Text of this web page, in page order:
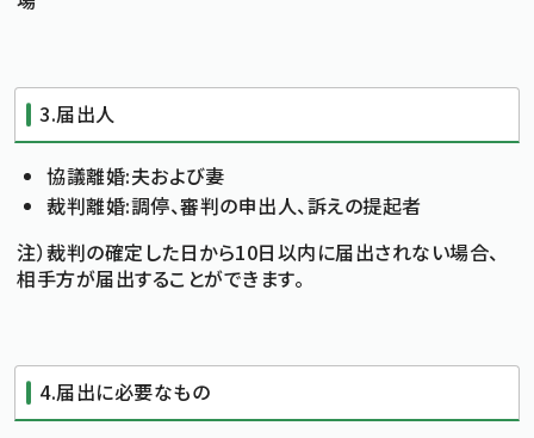
3.届出人
協議離婚:夫および妻
裁判離婚:調停、審判の申出人、訴えの提起者
注）裁判の確定した日から10日以内に届出されない場合、
相手方が届出することができます。
4.届出に必要なもの